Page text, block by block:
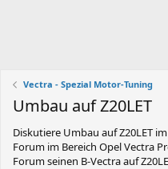
Vectra - Spezial Motor-Tuning
Umbau auf Z20LET
Diskutiere Umbau auf Z20LET im
Forum im Bereich Opel Vectra
Forum seinen B-Vectra auf